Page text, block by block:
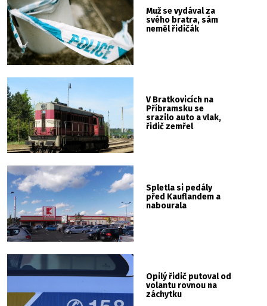
Muž se vydával za
svého bratra, sám
neměl řidičák
V Bratkovicích na
Příbramsku se
srazilo auto a vlak,
řidič zemřel
Spletla si pedály
před Kauflandem a
nabourala
Opilý řidič putoval od
volantu rovnou na
záchytku